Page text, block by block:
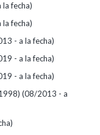
fecha)
fecha)
- a la fecha)
- a la fecha)
- a la fecha)
(08/2013 - a